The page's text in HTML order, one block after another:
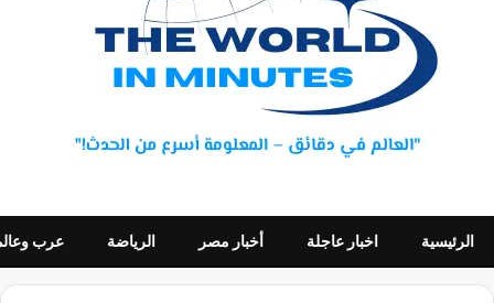
الرئيسية اخبار عاجلة أخبار مصر الرياضة عرب